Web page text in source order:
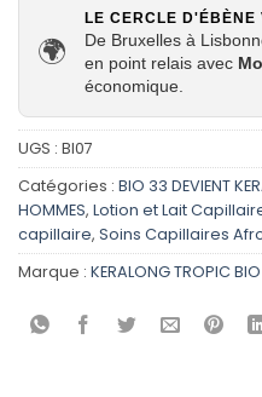
🌍
LE CERCLE D'ÉBÈNE
De Bruxelles à
en point relais avec
économique.
UGS : BI07
Catégories : BIO 33 DEVIENT
HOMMES, Lotion et Lait
capillaire, Soins Capillaires
Marque : KERALONG TROPIC